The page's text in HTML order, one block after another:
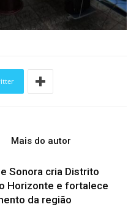
Mais do autor
Sonora cria Distrito
Horizonte e fortalece
da região